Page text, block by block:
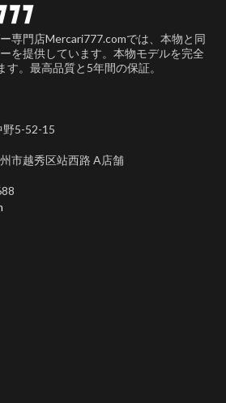
専門店Mercari777.comでは、本物と同
を提供しています。本物モデルを完全
。最高品質と5年間の保証。
野5-52-15
市越秀区站西路 A店舗